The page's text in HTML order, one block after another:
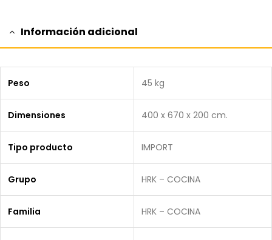
Información adicional
Peso 45 kg
Dimensiones 400 x 670 x 200 cm.
Tipo producto IMPORT
Grupo HRK – COCINA
Familia HRK – COCINA